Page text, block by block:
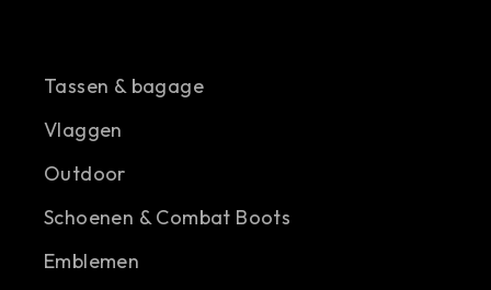
Tassen & bagage
Vlaggen
Outdoor
Schoenen & Combat Boots
Emblemen